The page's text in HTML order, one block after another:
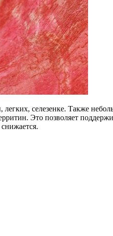
селезенке. Также
Это позволяет